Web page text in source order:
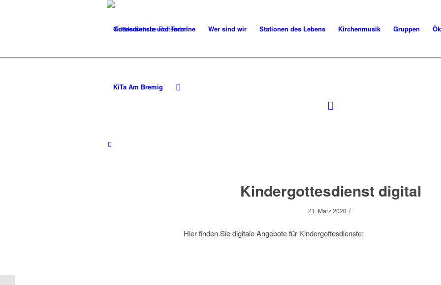
Gottesdienste und Termine Wer sind wir Stationen des Lebens Kirchenmusik Gruppen
KiTa Am Bremig
Kindergottesdienst digital
21. März 2020 /
Hier finden Sie digitale Angebote für Kindergottesdienste: